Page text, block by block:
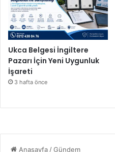
Ukca Belgesi İngiltere
Pazarı İçin Yeni Uygunluk
İşareti
3 hafta önce